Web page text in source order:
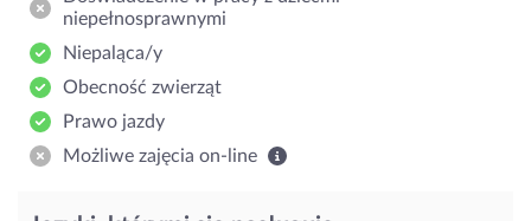
niepełnosprawnymi
Niepaląca/y
Obecność zwierząt
Prawo jazdy
Możliwe zajęcia on-line